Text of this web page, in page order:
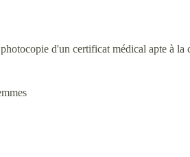
d'un certificat médical apte à la